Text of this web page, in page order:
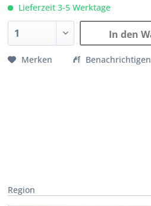
Lieferzeit 3-5 Werktage
In den
Merken Benachrichtigen
Region